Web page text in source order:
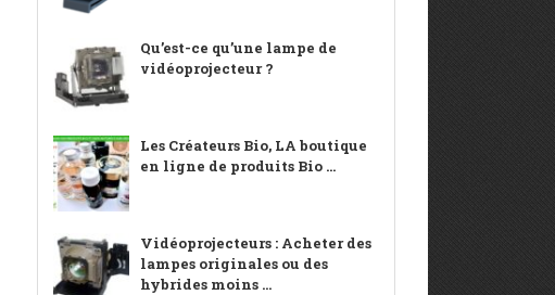
Qu’est-ce qu’une lampe de
vidéoprojecteur ?
Les Créateurs Bio, LA boutique
en ligne de produits Bio ...
Vidéoprojecteurs : Acheter des
lampes originales ou des
hybrides moins ...